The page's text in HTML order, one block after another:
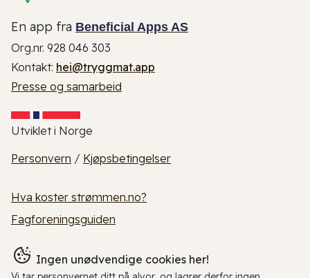
En app fra Beneficial Apps AS
Org.nr. 928 046 303
Kontakt: hei@tryggmat.app
Presse og samarbeid
Utviklet i Norge
Personvern / Kjøpsbetingelser
Hva koster strømmen.no?
Fagforeningsguiden
Ingen unødvendige cookies her!